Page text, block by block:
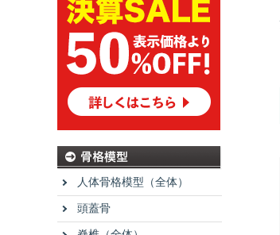
人体骨格模型（全体）
頭蓋骨